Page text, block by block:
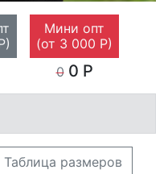
Мини опт
(от 3 000 Р)
00 Р
Таблица размеров